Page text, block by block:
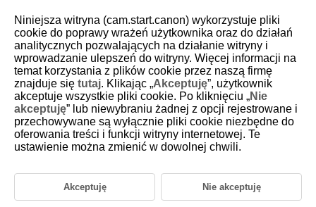
D101-110
Ogólne przestrogi dotyczące
nadrywania filmów
Przestroga
słońca lub źródła intensywnego sztucznego oświetlenia.
Mogłoby to spowodować uszkodzenie matrycy lub
Niniejsza witryna (cam.start.canon) wykorzystuje pliki
cookie do poprawy wrażeń użytkownika oraz do działań
analitycznych pozwalających na działanie witryny i
wprowadzanie ulepszeń do witryny. Więcej informacji na
temat korzystania z plików cookie przez naszą firmę
znajduje się tutaj. Klikając „Akceptuję”, użytkownik
akceptuje wszystkie pliki cookie. Po kliknięciu „Nie
akceptuję” lub niewybraniu żadnej z opcji rejestrowane i
przechowywane są wyłącznie pliki cookie niezbędne do
oferowania treści i funkcji witryny internetowej. Te
ustawienie można zmienić w dowolnej chwili.
Akceptuję Nie akceptuję